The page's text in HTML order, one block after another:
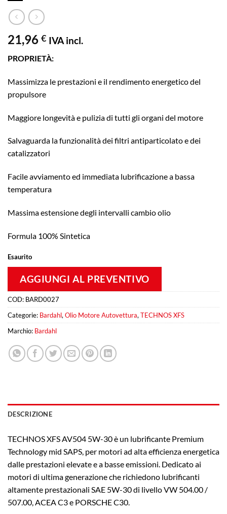
21,96 € IVA incl.
PROPRIETÀ:
Massimizza le prestazioni e il rendimento energetico del
propulsore
Maggiore longevità e pulizia di tutti gli organi del motore
Salvaguarda la funzionalità dei filtri antiparticolato e dei
catalizzatori
Facile avviamento ed immediata lubrificazione a bassa
temperatura
Massima estensione degli intervalli cambio olio
Formula 100% Sintetica
Esaurito
AGGIUNGI AL PREVENTIVO
COD: BARD0027
Categorie: Bardahl,Olio Motore Autovettura,TECHNOS XFS
Marchio: Bardahl
DESCRIZIONE
TECHNOS XFS AV504 5W-30 è un lubrificante Premium
Technology mid SAPS, per motori ad alta efficienza energetica
dalle prestazioni elevate e a basse emissioni. Dedicato ai
motori di ultima generazione che richiedono lubrificanti
altamente prestazionali SAE 5W-30 di livello VW 504.00 /
507.00, ACEA C3 e PORSCHE C30.